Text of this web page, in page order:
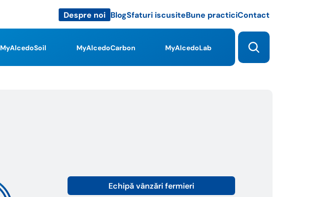
MyAlcedoSoil MyAlcedoCarbon MyAlcedoLab
Despre noi BlogSfaturi iscusiteBune practiciContact
Echipă vânzări fermieri